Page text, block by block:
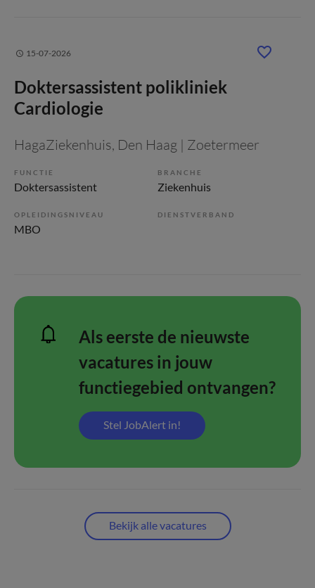
15-07-2026
Doktersassistent polikliniek
Cardiologie
HagaZiekenhuis, Den Haag | Zoetermeer
FUNCTIE
Doktersassistent
BRANCHE
Ziekenhuis
OPLEIDINGSNIVEAU
MBO
DIENSTVERBAND
Als eerste de nieuwste
vacatures in jouw
functiegebied ontvangen?
Stel JobAlert in!
Bekijk alle vacatures